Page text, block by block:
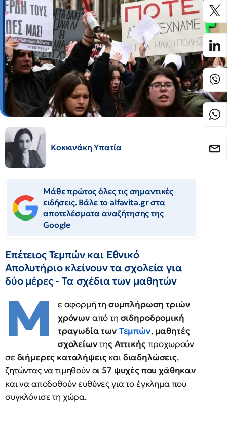
Κοκκινάκη Υπατία
Μάθε πρώτος όλες τις σημαντικές
ειδήσεις. Βάλε το alfavita.gr στα
αποτελέσματα αναζήτησης της
Google
Επέτειος Τεμπών και Εθνικό
Απολυτήριο κλείνουν τα σχολεία για
δύο μέρες - Τα σχέδια των μαθητών
Μ ε αφορμή τη συμπλήρωση τριών
χρόνων από τη σιδηροδρομική
τραγωδία των Τεμπών, μαθητές
σχολείωντης Αττικήςπροχωρούν
σε διήμερες καταλήψειςκαιδιαδηλώσεις,
ζητώντας να τιμηθούν οι 57 ψυχές που χάθηκαν
και να αποδοθούν ευθύνες για το έγκλημα που
συγκλόνισε τη χώρα.